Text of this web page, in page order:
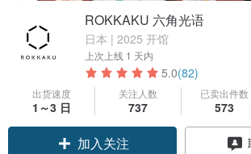
ROKKAKU 六角光语
日本 | 2025 开馆
上次上线 1 天内
5.0(82)
出货速度
1～3 日
关注人数
737
已卖出件数
573
领优惠券